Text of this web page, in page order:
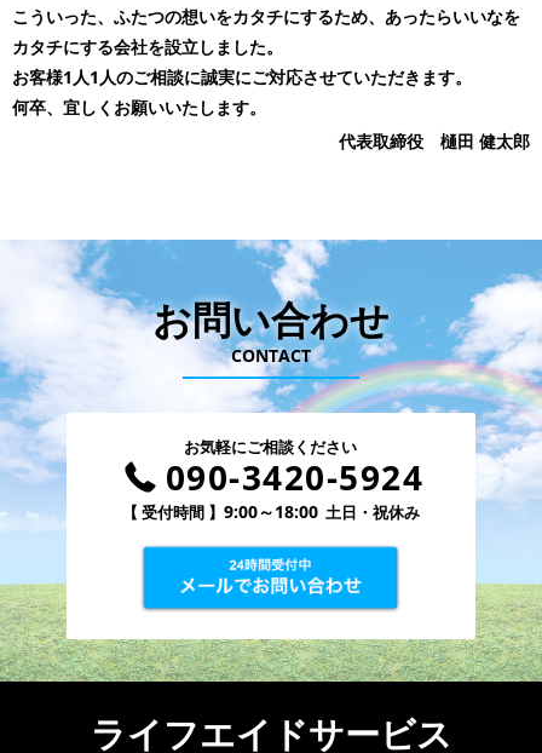
こういった、ふたつの想いをカタチにするため、あったらいいなを
カタチにする会社を設立しました。
お客様1人1人のご相談に誠実にご対応させていただきます。
何卒、宜しくお願いいたします。
代表取締役 樋田 健太郎
お問い合わせ
CONTACT
お気軽にご相談ください
090-3420-5924
【 受付時間 】 9:00～18:00土日・祝休み
ライフエイドサービス